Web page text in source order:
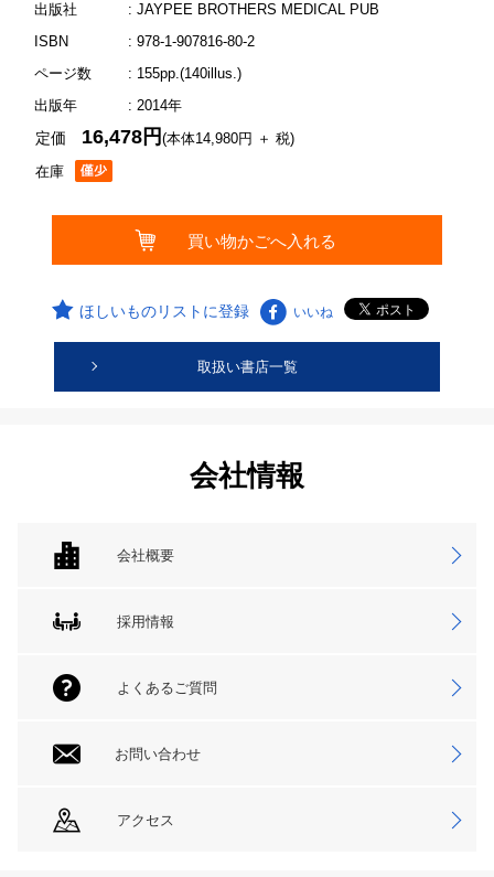
出版社
: JAYPEE BROTHERS MEDICAL PUB
ISBN
: 978-1-907816-80-2
ページ数
: 155pp.(140illus.)
出版年
: 2014年
在庫
定価 16,478円(本体14,980円 ＋ 税)
ほしいものリストに登録 いいね
取扱い書店一覧
会社情報
会社概要
採用情報
よくあるご質問
お問い合わせ
アクセス